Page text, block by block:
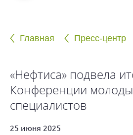
Главная Пресс-центр
«Нефтиса» подвела
Конференции
специалистов
25 июня 2025